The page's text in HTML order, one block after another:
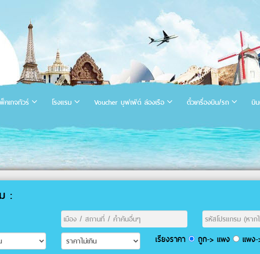
คเกจทัวร์ โรงแรม Voucher บุฟเฟ่ต์ ล่องเรือ ตั๋วเครื่องบิน/รถ บิ
:
เรียงราคา ถูก-> แพง แพง-